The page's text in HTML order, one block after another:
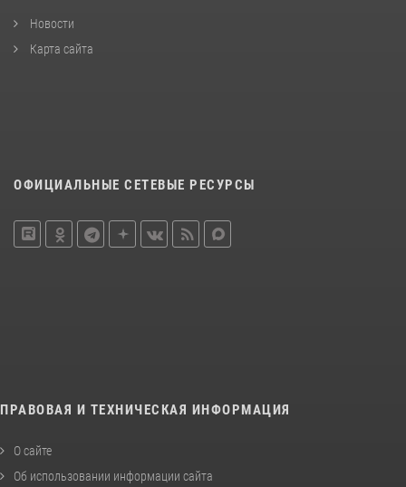
Новости
Карта сайта
ОФИЦИАЛЬНЫЕ СЕТЕВЫЕ РЕСУРСЫ
ПРАВОВАЯ И ТЕХНИЧЕСКАЯ ИНФОРМАЦИЯ
О сайте
Об использовании информации сайта